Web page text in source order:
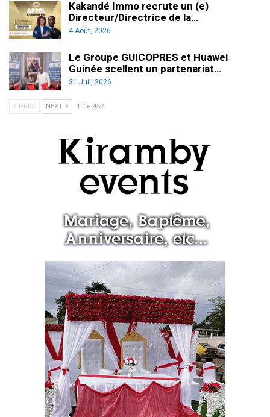
Kakandé Immo recrute un (e)
Directeur/Directrice de la…
4 Août, 2026
Le Groupe GUICOPRES et Huawei
Guinée scellent un partenariat…
31 Juil, 2026
PREV NEXT 1 De 452